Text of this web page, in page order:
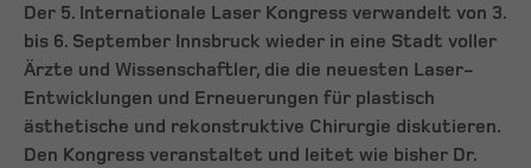
Der 5. Internationale Laser Kongress verwandelt von 3.
bis 6. September Innsbruck wieder in eine Stadt voller
Ärzte und Wissenschaftler, die die neuesten Laser-
Entwicklungen und Erneuerungen für plastisch
ästhetische und rekonstruktive Chirurgie diskutieren.
Den Kongress veranstaltet und leitet wie bisher Dr.